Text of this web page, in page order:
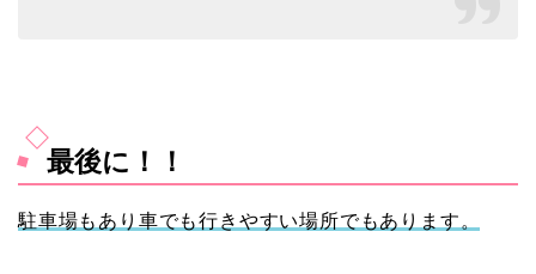
最後に！！
駐車場もあり車でも行きやすい場所でもあります。